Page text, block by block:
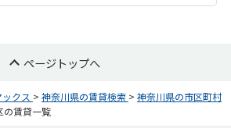
ページトップへ
クス > 神奈川県の賃貸検索 > 神奈川県の市区町村
の賃貸一覧